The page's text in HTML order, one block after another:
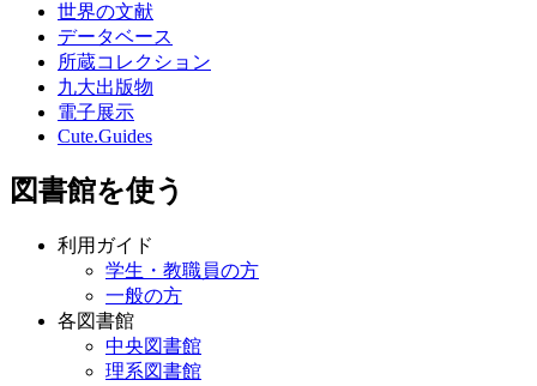
世界の文献
データベース
所蔵コレクション
九大出版物
電子展示
Cute.Guides
図書館を使う
利用ガイド
学生・教職員の方
一般の方
各図書館
中央図書館
理系図書館